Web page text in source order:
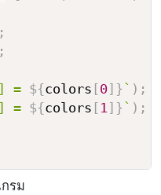
;
;
= ${ colors 0] } ` ) ;
= ${ colors 1 } ` ) ;
รม